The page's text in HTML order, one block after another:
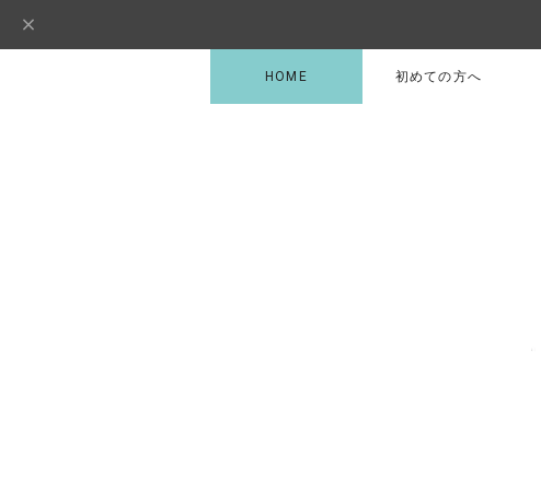
HOME 初めての方へ